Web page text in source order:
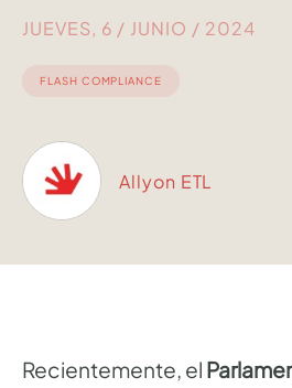
JUEVES, 6 / JUNIO / 2024
FLASH COMPLIANCE
Allyon ETL
Recientemente, el